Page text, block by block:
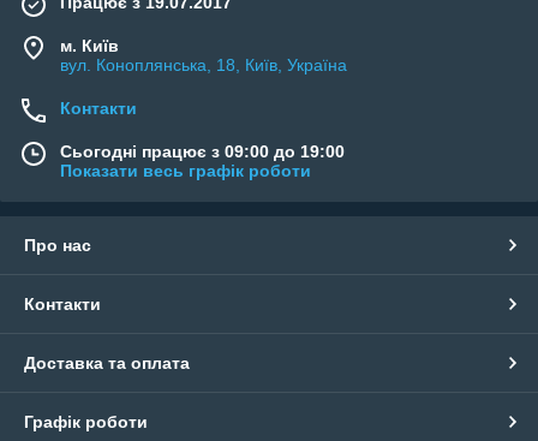
м. Київ
вул. Коноплянська, 18, Київ, Україна
Контакти
Сьогодні працює з 09:00 до 19:00
Показати весь графік роботи
Про нас
Контакти
Доставка та оплата
Графік роботи